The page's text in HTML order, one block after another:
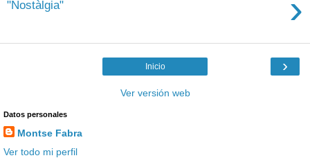
"Nostàlgia"
›
›
Inicio
Ver versión web
Datos personales
Montse Fabra
Ver todo mi perfil